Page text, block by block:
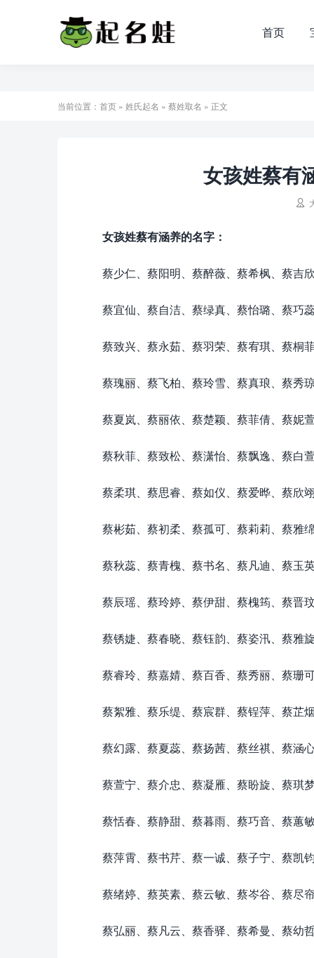
首页
当前位置： 首页 » 姓氏起名 » 蔡姓取名 » 正文
女孩姓蔡有

女孩姓蔡有涵养的名字：
蔡少仁、蔡阳明、蔡醉薇、蔡希枫、蔡吉欣
蔡宜仙、蔡自洁、蔡绿真、蔡怡璐、蔡巧蕊
蔡致兴、蔡永茹、蔡羽荣、蔡宥琪、蔡桐菲
蔡瑰丽、蔡飞柏、蔡玲雪、蔡真琅、蔡秀琼
蔡夏岚、蔡丽依、蔡楚颖、蔡菲倩、蔡妮萱
蔡秋菲、蔡致松、蔡潇怡、蔡飘逸、蔡白萱
蔡柔琪、蔡思睿、蔡如仪、蔡爱晔、蔡欣翊
蔡彬茹、蔡初柔、蔡孤可、蔡莉莉、蔡雅绵
蔡秋蕊、蔡青槐、蔡书名、蔡凡迪、蔡玉英
蔡辰瑶、蔡玲婷、蔡伊甜、蔡槐筠、蔡晋玟
蔡锈婕、蔡春晓、蔡钰韵、蔡姿汛、蔡雅旋
蔡睿玲、蔡嘉婧、蔡百香、蔡秀丽、蔡珊可
蔡絮雅、蔡乐缇、蔡宸群、蔡锃萍、蔡芷烟
蔡幻露、蔡夏蕊、蔡扬茜、蔡丝祺、蔡涵心
蔡萱宁、蔡介忠、蔡凝雁、蔡盼旋、蔡琪梦
蔡恬春、蔡静甜、蔡暮雨、蔡巧音、蔡蕙敏
蔡萍霄、蔡书芹、蔡一诚、蔡子宁、蔡凯钧
蔡绪婷、蔡英素、蔡云敏、蔡岑谷、蔡尽帘
蔡弘丽、蔡凡云、蔡香驿、蔡希曼、蔡幼哲